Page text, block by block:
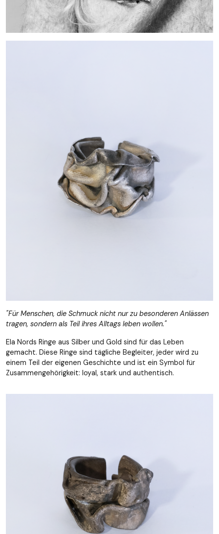
"Für Menschen, die Schmuck nicht nur zu besonderen Anlässen
tragen, sondern als Teil ihres Alltags leben wollen."
Ela Nords Ringe aus Silber und Gold sind für das Leben
gemacht. Diese Ringe sind tägliche Begleiter, jeder wird zu
einem Teil der eigenen Geschichte und ist ein Symbol für
Zusammengehörigkeit: loyal, stark und authentisch.